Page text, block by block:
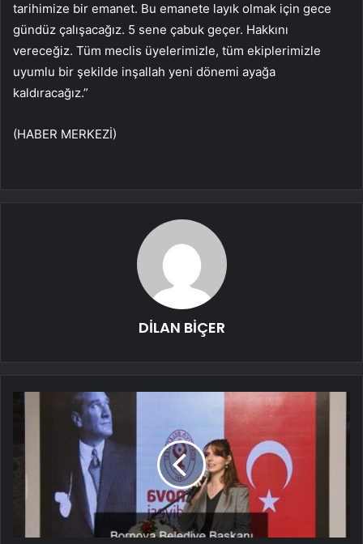
tarihimize bir emanet. Bu emanete layık olmak için gece
gündüz çalışacağız. 5 sene çabuk geçer. Hakkını
vereceğiz. Tüm meclis üyelerimizle, tüm ekiplerimizle
uyumlu bir şekilde inşallah yeni dönemi ayağa
kaldıracağız.”
(HABER MERKEZİ)
DİLAN BİÇER